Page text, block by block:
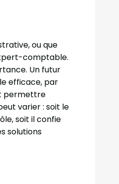
ou que
comptable.
Un futur
efficace, par
permettre
varier : soit le
soit il confie
solutions